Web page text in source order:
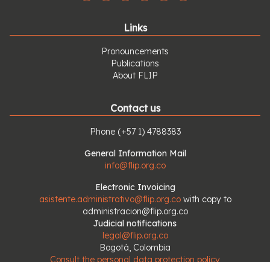
Links
Pronouncements
Publications
About FLIP
Contact us
Phone (+57 1) 4788383
General Information Mail
info@flip.org.co
Electronic Invoicing
asistente.administrativo@flip.org.co with copy to
administracion@flip.org.co
Judicial notifications
legal@flip.org.co
Bogotá, Colombia
Consult the personal data protection policy